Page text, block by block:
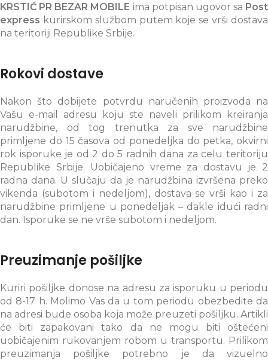
KRSTIĆ PR BEZAR MOBILE ima potpisan ugovor sa Post
express kurirskom službom putem koje se vrši dostava
na teritoriji Republike Srbije.
Rokovi dostave
Nakon što dobijete potvrdu naručenih proizvoda na
Vašu e-mail adresu koju ste naveli prilikom kreiranja
narudžbine, od tog trenutka za sve narudžbine
primljene do 15 časova od ponedeljka do petka, okvirni
rok isporuke je od 2 do 5 radnih dana za celu teritoriju
Republike Srbije. Uobičajeno vreme za dostavu je 2
radna dana. U slučaju da je narudžbina izvršena preko
vikenda (subotom i nedeljom), dostava se vrši kao i za
narudžbine primljene u ponedeljak – dakle idući radni
dan. Isporuke se ne vrše subotom i nedeljom.
Preuzimanje pošiljke
Kuriri pošiljke donose na adresu za isporuku u periodu
od 8-17 h. Molimo Vas da u tom periodu obezbedite da
na adresi bude osoba koja može preuzeti pošiljku. Artikli
će biti zapakovani tako da ne mogu biti oštećeni
uobičajenim rukovanjem robom u transportu. Prilikom
preuzimanja pošiljke potrebno je da vizuelno